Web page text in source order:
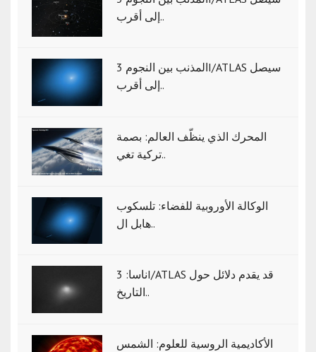
إلى أقرب..
المذنب بين النجوم 3I/ATLAS سيصل
إلى أقرب..
المحرك الذي ينظّف العالم: بصمة
تركية تغي..
الوكالة الأوروبية للفضاء: تلسكوب
هابل ال..
ناسا: 3I/ATLAS قد يقدم دلائل حول
التاريخ..
الأكاديمية الروسية للعلوم: الشمس